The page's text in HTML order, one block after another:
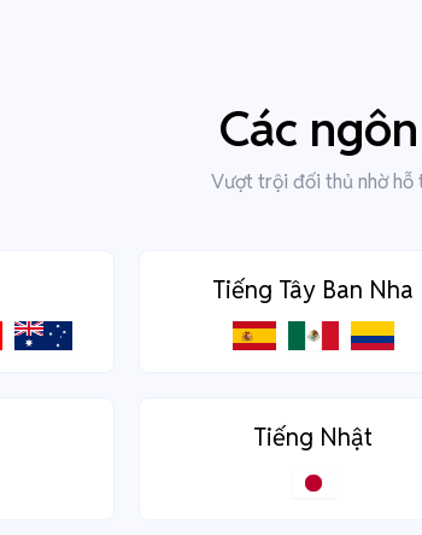
Các
Vượt trội đối thủ nhờ hỗ
Tiếng Tây Ban Nha
Tiếng Nhật